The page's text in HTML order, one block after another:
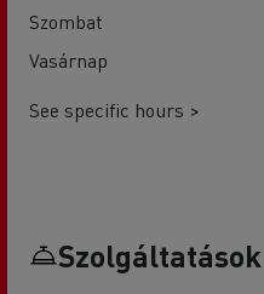
Szombat
Vasárnap
See specific hours >
Szolgáltatások